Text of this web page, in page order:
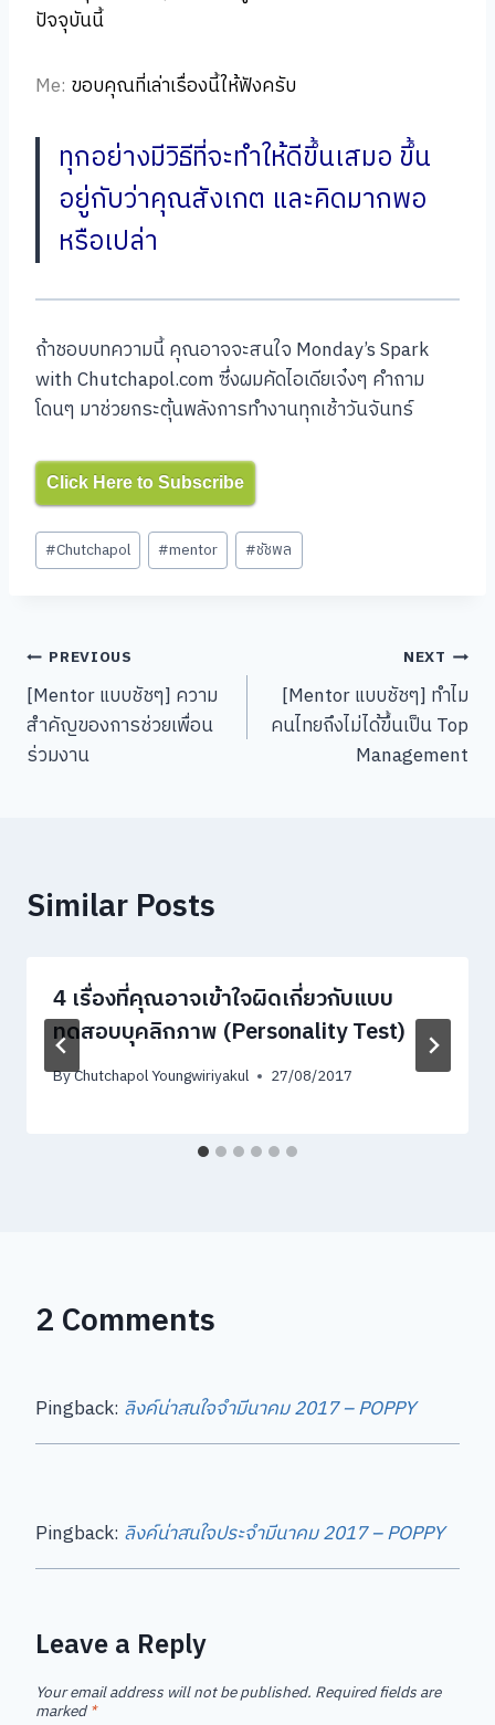
ปัจจุบันนี้
Me: ขอบคุณที่เล่าเรื่องนี้ให้ฟังครับ
ทุกอย่างมีวิธีที่จะทำให้ดีขึ้นเสมอ ขึ้น
อยู่กับว่าคุณสังเกต และคิดมากพอ
หรือเปล่า
ถ้าชอบบทความนี้ คุณอาจจะสนใจ Monday’s Spark
with Chutchapol.com ซึ่งผมคัดไอเดียเจ๋งๆ คำถาม
โดนๆ มาช่วยกระตุ้นพลังการทำงานทุกเช้าวันจันทร์
Click Here to Subscribe
Post
Tags:
#Chutchapol #mentor #ชัชพล
Post
navigation
PREVIOUS
[Mentor แบบชัชๆ] ความ
สำคัญของการช่วยเพื่อน
ร่วมงาน
NEXT
[Mentor แบบชัชๆ] ทำไม
คนไทยถึงไม่ได้ขึ้นเป็น Top
Management
Similar Posts
4 เรื่องที่คุณอาจเข้าใจผิดเกี่ยวกับแบบ
ทดสอบบุคลิกภาพ (Personality Test)
ByChutchapol Youngwiriyakul 27/08/2017
2 Comments
Pingback: ลิงค์น่าสนใจจำมีนาคม 2017 – POPPY
Pingback: ลิงค์น่าสนใจประจำมีนาคม 2017 – POPPY
Leave a Reply
Your email address will not be published. Required fields are
marked*